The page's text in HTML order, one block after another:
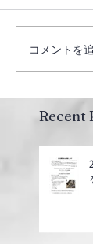
コメントを
Recent